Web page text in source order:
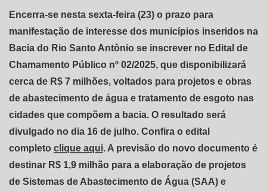
Encerra-se nesta sexta-feira (23) o prazo para
manifestação de interesse dos municípios inseridos na
Bacia do Rio Santo Antônio se inscrever no Edital de
Chamamento Público nº 02/2025, que disponibilizará
cerca de R$ 7 milhões, voltados para projetos e obras
de abastecimento de água e tratamento de esgoto nas
cidades que compõem a bacia. O resultado será
divulgado no dia 16 de julho. Confira o edital
completo clique aqui. A previsão do novo documento é
destinar R$ 1,9 milhão para a elaboração de projetos
de Sistemas de Abastecimento de Água (SAA) e